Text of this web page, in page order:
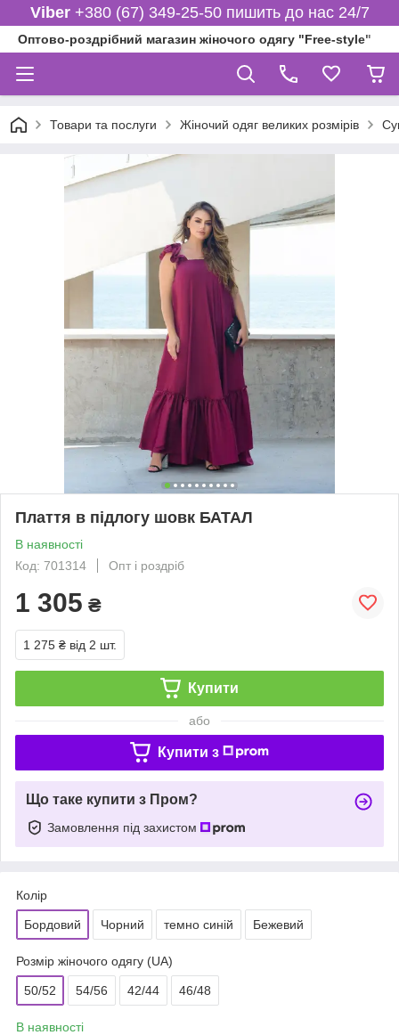
Viber+380 (67) 349-25-50 пишить до нас 24/7
Оптово-роздрібний магазин жіночого одягу "Free-style"
Товари та послуги Жіночий одяг великих розмірів
Плаття в підлогу шовк БАТАЛ
В наявності
Код: 701314
Опт і роздріб
1 305 ₴
1 275 ₴ від 2 шт.
Купити
або
Купити з
Що таке купити з Пром?
Замовлення під захистом
Колір
Бордовий Чорний темно синій Бежевий
Розмір жіночого одягу (UA)
50/52 54/56 42/44 46/48
В наявності